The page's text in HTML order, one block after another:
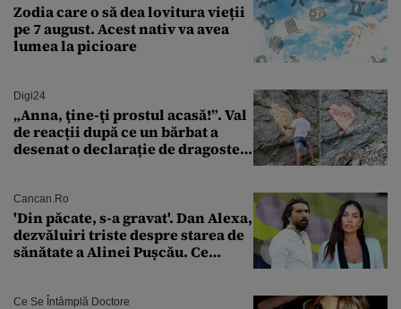
Zodia care o să dea lovitura vieții
pe 7 august. Acest nativ va avea
lumea la picioare
Digi24
„Anna, ţine-ţi prostul acasă!”. Val
de reacții după ce un bărbat a
desenat o declarație de dragoste
Cancan.ro
'Din păcate, s-a gravat'. Dan Alexa,
dezvăluiri triste despre starea de
sănătate a Alinei Pușcău. Ce
Ce Se Întâmplă Doctore